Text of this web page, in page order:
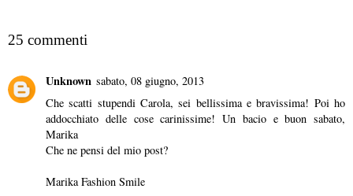
25 commenti
Unknown sabato, 08 giugno, 2013
Che scatti stupendi Carola, sei bellissima e bravissima! Poi ho
addocchiato delle cose carinissime! Un bacio e buon sabato,
Marika
Che ne pensi del mio post?
Marika Fashion Smile